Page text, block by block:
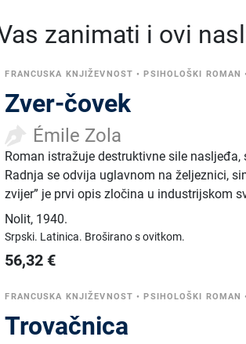
zanimati i ovi
FRANCUSKA KNJIŽEVNOST • PSIHOLOŠKI ROMAN
Zver-čovek
Émile Zola
Roman istražuje destruktivne sile
Radnja se odvija uglavnom na željeznici,
zvijer” je prvi opis zločina u industrijskom
Nolit, 1940.
Srpski. Latinica. Broširano s ovitkom.
56,32 €
FRANCUSKA KNJIŽEVNOST • PSIHOLOŠKI ROMAN
Trovačnica